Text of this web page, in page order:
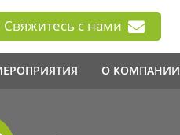
Свяжитесь с нами
О КОМПАНИИ